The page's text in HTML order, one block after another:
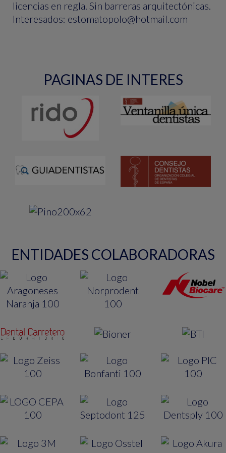
licencias en regla. Sin barreras arquitectónicas.
Interesados: estomatopolo@hotmail.com
PAGINAS DE INTERES
ENTIDADES COLABORADORAS